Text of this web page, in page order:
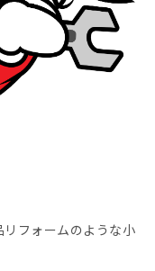
フォームのような小